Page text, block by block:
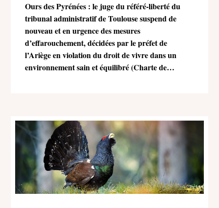
Ours des Pyrénées : le juge du référé-liberté du
tribunal administratif de Toulouse suspend de
nouveau et en urgence des mesures
d’effarouchement, décidées par le préfet de
l’Ariège en violation du droit de vivre dans un
environnement sain et équilibré (Charte de